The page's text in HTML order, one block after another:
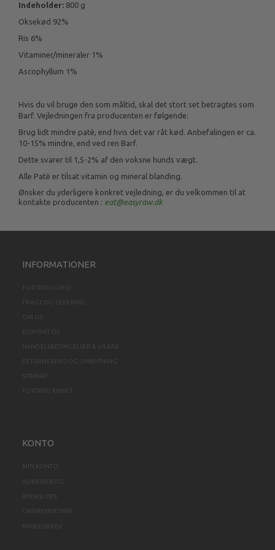
Indeholder: 800 g
Oksekød 92%
Ris 6%
Vitaminer/mineraler 1%
Ascophyllum 1%
Hvis du vil bruge den som måltid, skal det stort set betragtes som
Barf. Vejledningen fra producenten er følgende:
Brug lidt mindre patè, end hvis det var råt kød. Anbefalingen er ca.
10-15% mindre, end ved ren Barf.
Dette svarer til 1,5-2% af den voksne hunds vægt.
Alle Patè er tilsat vitamin og mineral blanding.
Ønsker du yderligere konkret vejledning, er du velkommen til at
kontakte producenten : eat@easyraw.dk
INFORMATIONER
FORTROLIGHED
FRAGT OG LEVERING
OM OS
KONTAKT OS
HANDELSBETINGELSER & VILKÅR
RETURNERING OG OMBYTNING
SITEMAP
FORTRYD KØBET
KONTO
MIN KONTO
ADRESSEBOG
ØNSKELISTE
ORDREHISTORIK
NYHEDSBREV